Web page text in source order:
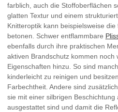
farblich, auch die Stoffoberflächen
glatten Textur und einem
Knitteroptik kann beispielsweise
betonen. Schwer entflammbare
ebenfalls durch ihre praktischen
aktiven Brandschutz kommen noch
Eigenschaften hinzu. So sind
kinderleicht zu reinigen und
Farbechtheit. Andere sind
sie mit einer silbrigen Beschichtung
ausgestattet sind und damit die